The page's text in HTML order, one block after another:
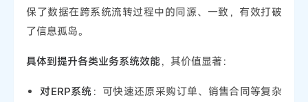
保了数据在跨系统流转过程中的同源、一致，有效打破
了信息孤岛。
具体到提升各类业务系统效能 ，其价值显著：
对ERP系统 ：可快速还原采购订单、销售合同等复杂